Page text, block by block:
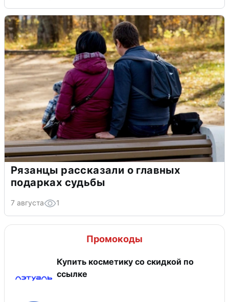
Рязанцы рассказали о главных
подарках судьбы
7 августа 1
Промокоды
Купить косметику со скидкой по
ссылке